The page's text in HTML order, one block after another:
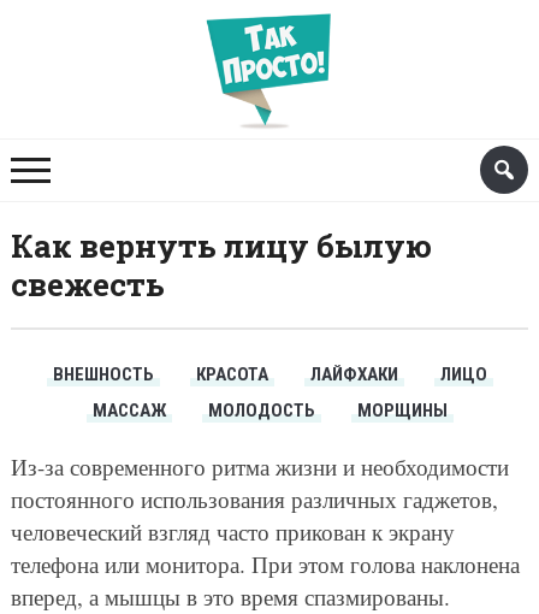
Как вернуть лицу былую
свежесть
ВНЕШНОСТЬ КРАСОТА ЛАЙФХАКИ
ЛИЦО
МАССАЖ
МОЛОДОСТЬ МОРЩИНЫ
Из-за современного ритма жизни и необходимости
постоянного использования различных гаджетов,
человеческий взгляд часто прикован к экрану
телефона или монитора. При этом голова наклонена
вперед, а мышцы в это время спазмированы.